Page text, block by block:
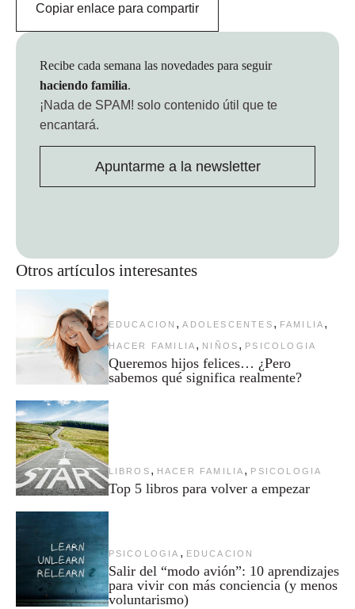
Copiar enlace para compartir
Otros artículos interesantes
EDUCACION , ADOLESCENTES , FAMILIA ,
HACER FAMILIA , NIÑOS , PSICOLOGIA
Queremos hijos felices… ¿Pero
sabemos qué significa realmente?
LIBROS , HACER FAMILIA , PSICOLOGIA
Top 5 libros para volver a empezar
PSICOLOGIA , EDUCACION
Salir del “modo avión”: 10 aprendizajes
para vivir con más conciencia (y menos
voluntarismo)
Recibe cada semana las novedades para seguir
haciendo familia.
¡Nada de SPAM! solo contenido útil que te
encantará.
Apuntarme a la newsletter